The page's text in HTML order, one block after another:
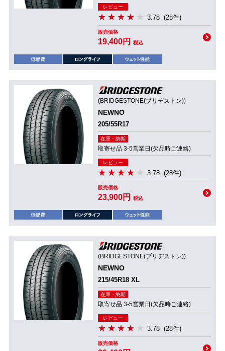
レビュー
3.78 (28件)
販売価格
19,400円 税込
(BRIDGESTONE(ブリヂストン))
NEWNO
205/55R17
在庫・納期
取寄せ品 3-5営業日(欠品時ご連絡)
レビュー
3.78 (28件)
販売価格
23,900円 税込
(BRIDGESTONE(ブリヂストン))
NEWNO
215/45R18 XL
在庫・納期
取寄せ品 3-5営業日(欠品時ご連絡)
レビュー
3.78 (28件)
販売価格